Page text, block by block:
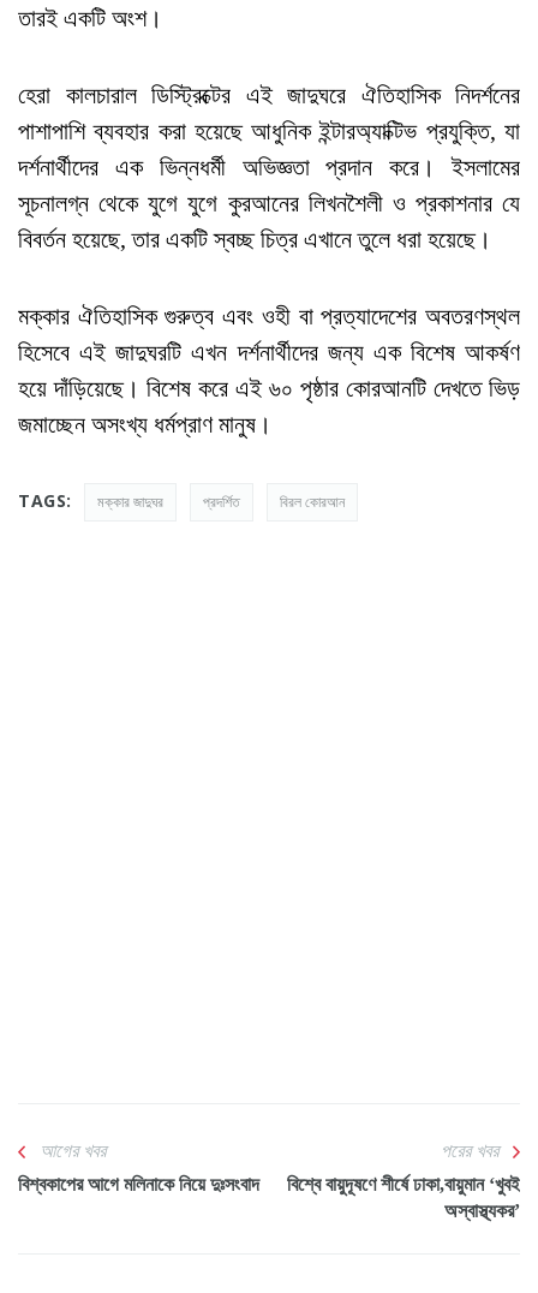
তারই একটি অংশ।
হেরা কালচারাল ডিস্ট্রিক্টের এই জাদুঘরে ঐতিহাসিক নিদর্শনের
পাশাপাশি ব্যবহার করা হয়েছে আধুনিক ইন্টারঅ্যাক্টিভ প্রযুক্তি, যা
দর্শনার্থীদের এক ভিন্নধর্মী অভিজ্ঞতা প্রদান করে। ইসলামের
সূচনালগ্ন থেকে যুগে যুগে কুরআনের লিখনশৈলী ও প্রকাশনার যে
বিবর্তন হয়েছে, তার একটি স্বচ্ছ চিত্র এখানে তুলে ধরা হয়েছে।
মক্কার ঐতিহাসিক গুরুত্ব এবং ওহী বা প্রত্যাদেশের অবতরণস্থল
হিসেবে এই জাদুঘরটি এখন দর্শনার্থীদের জন্য এক বিশেষ আকর্ষণ
হয়ে দাঁড়িয়েছে। বিশেষ করে এই ৬০ পৃষ্ঠার কোরআনটি দেখতে ভিড়
জমাচ্ছেন অসংখ্য ধর্মপ্রাণ মানুষ।
TAGS: মক্কার জাদুঘর প্রদর্শিত বিরল কোরআন
আগের খবর
বিশ্বকাপের আগে মলিনাকে নিয়ে দুঃসংবাদ
পরের খবর
বিশ্বে বায়ুদূষণে শীর্ষে ঢাকা,বায়ুমান ‘খুবই
অস্বাস্থ্যকর’